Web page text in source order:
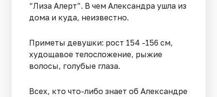
“Лиза Алерт”. В чем Александра ушла из
дома и куда, неизвестно.
Приметы девушки: рост 154 -156 см,
худощавое телосложение, рыжие
волосы, голубые глаза.
Всех, кто что-либо знает об Александре